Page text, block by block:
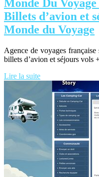
Monde Du
Billets d’avion et
Monde du Voyage
Agence de voyages
billets d’avion et séjours
Lire la suite